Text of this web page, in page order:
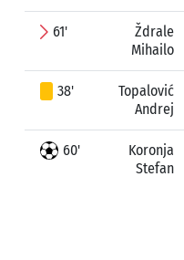
61'
Ždrale
Mihailo
38'
Topalović
Andrej
60'
Koronja
Stefan